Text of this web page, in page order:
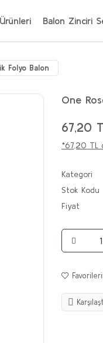
Balon Zinciri
Folyo Balon
One
67,20
*67,20 TL
Kategori
Stok Kodu
Fiyat